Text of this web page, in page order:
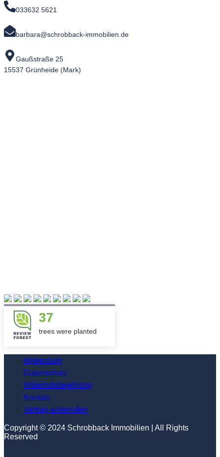
033632 5621
barbara@schrobback-immobilien.de
Gaußstraße 25
15537 Grünheide (Mark)
37
trees were planted
Impressum
Datenschutz
Widerrufsbelehrung
Kontakt
Vertrag widerrufen
Copyright © 2024 Schrobback Immobilien | All Rights
Reserved